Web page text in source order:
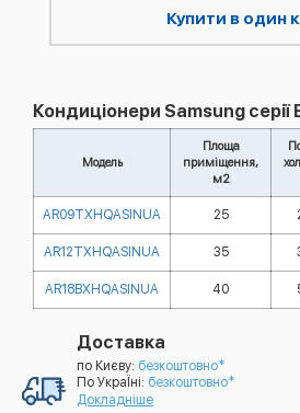
Купити в один
Кондиціонери Samsung серії
Модель
Площа
приміщення,
м2
AR09TXHQASINUA 25
AR12TXHQASINUA 35
AR18BXHQASINUA 40
Доставка
по Києву: безкоштовно*
По УкраЇні: безкоштовно*
Докладніше